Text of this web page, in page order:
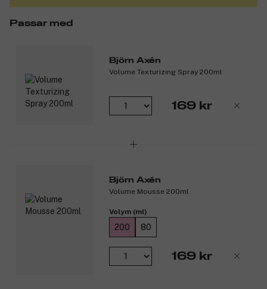
Passar med
Björn Axén
Volume Texturizing Spray 200ml
169 kr
Björn Axén
Volume Mousse 200ml
Volym (ml)
200 80
169 kr